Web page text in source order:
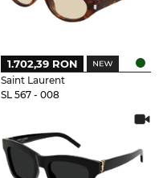
Saint Laurent
SL 567 - 008
1.702,39 RON